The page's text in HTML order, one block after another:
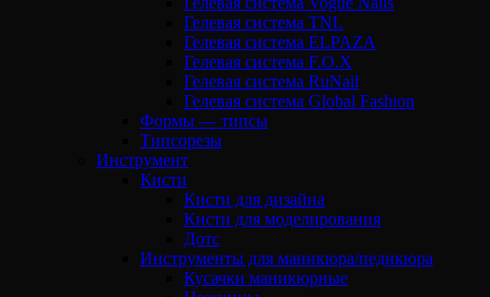
Гелевая система TNL
Гелевая система ELPAZA
Гелевая система F.O.X
Гелевая система RuNail
Гелевая система Global Fashion
Формы — типсы
Типсорезы
Инструмент
Кисти
Кисти для дизайна
Кисти для моделирования
Дотс
Инструменты для маникюра/педикюра
Кусачки маникюрные